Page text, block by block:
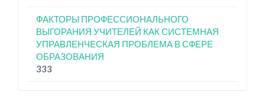
ФАКТОРЫ ПРОФЕССИОНАЛЬНОГО
ВЫГОРАНИЯ УЧИТЕЛЕЙ КАК СИСТЕМНАЯ
УПРАВЛЕНЧЕСКАЯ ПРОБЛЕМА В СФЕРЕ
ОБРАЗОВАНИЯ
333